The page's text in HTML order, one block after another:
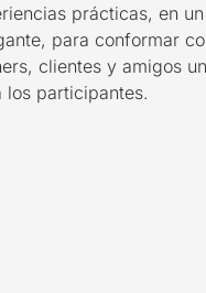
prácticas, en
para conformar
clientes y amigos
los participantes.